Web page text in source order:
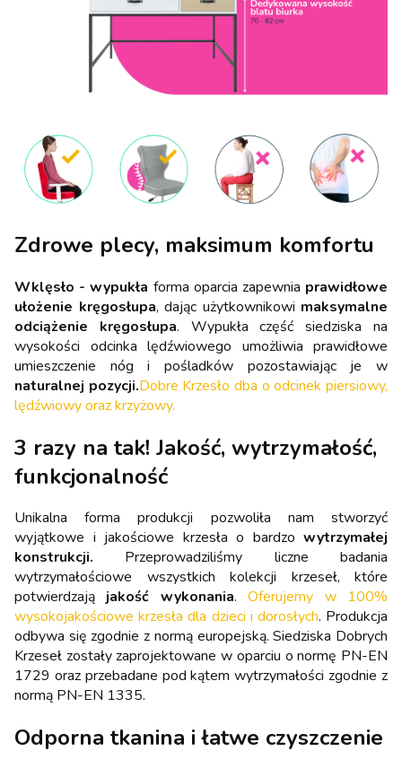
Zdrowe plecy, maksimum komfortu
Wklęsło - wypukła forma oparcia zapewnia prawidłowe
ułożenie kręgosłupa, dając użytkownikowi maksymalne
odciążenie kręgosłupa. Wypukła część siedziska na
wysokości odcinka lędźwiowego umożliwia prawidłowe
umieszczenie nóg i pośladków pozostawiając je w
naturalnej pozycji.Dobre Krzesło dba o odcinek piersiowy,
lędźwiowy oraz krzyżowy.
3 razy na tak! Jakość, wytrzymałość,
funkcjonalność
Unikalna forma produkcji pozwoliła nam stworzyć
wyjątkowe i jakościowe krzesła o bardzo wytrzymałej
konstrukcji. Przeprowadziliśmy liczne badania
wytrzymałościowe wszystkich kolekcji krzeseł, które
potwierdzająjakość wykonania.Oferujemy w 100%
wysokojakościowe krzesła dla dzieci i dorosłych. Produkcja
odbywa się zgodnie z normą europejską. Siedziska Dobrych
Krzeseł zostały zaprojektowane w oparciu o normę PN-EN
1729 oraz przebadane pod kątem wytrzymałości zgodnie z
normą PN-EN 1335.
Odporna tkanina i łatwe czyszczenie